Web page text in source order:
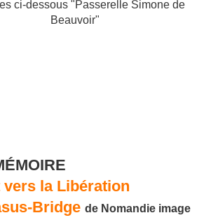
ci-dessous "Passerelle Simone de
Beauvoir"
vers la Libération
Bridge de Nomandie image